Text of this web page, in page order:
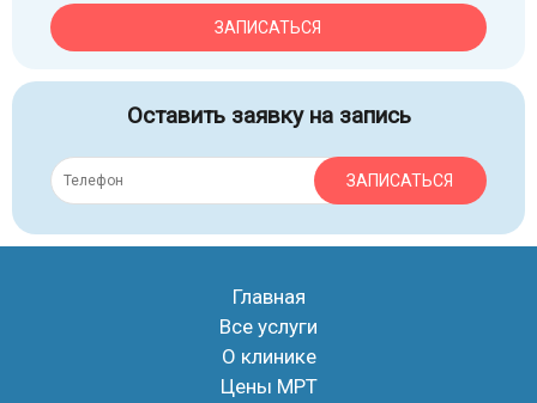
ЗАПИСАТЬСЯ
Оставить заявку на запись
ЗАПИСАТЬСЯ
Главная
Все услуги
О клинике
Цены МРТ